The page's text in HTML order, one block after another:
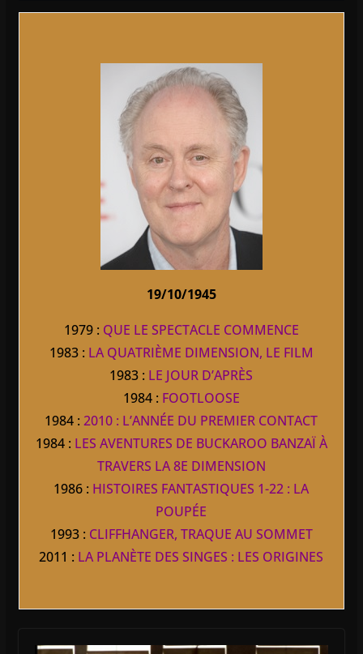
19/10/1945
1979 : QUE LE SPECTACLE COMMENCE
1983 : LA QUATRIÈME DIMENSION, LE FILM
1983 : LE JOUR D’APRÈS
1984 : FOOTLOOSE
1984 :2010 : L’ANNÉE DU PREMIER CONTACT
1984 : LES AVENTURES DE BUCKAROO BANZAÏ À
TRAVERS LA 8E DIMENSION
1986 : HISTOIRES FANTASTIQUES 1-22 : LA
POUPÉE
1993 : CLIFFHANGER, TRAQUE AU SOMMET
2011 : LA PLANÈTE DES SINGES : LES ORIGINES